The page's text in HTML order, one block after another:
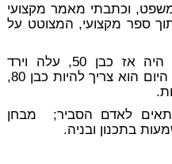
וכתבתי מאמר מקצועי
ספר מקצועי, המצוטט על
היה אז כבן 50, עלה וירד
הפגומות בקלות, ואילו היום הוא צריך להיות כבן 80,
לאדם הסביר; מבחן
בתכנון ובניה.